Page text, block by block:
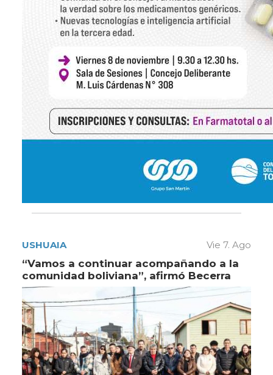
USHUAIA Vie 7. Ago
“Vamos a continuar acompañando a la
comunidad boliviana”, afirmó Becerra